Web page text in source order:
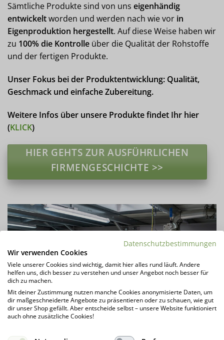
Sämtliche Produkte sind von uns eigenhändig
entwickeltworden und werden nach wie vor in
Eigenproduktion hergestellt. Auf diese Weise haben wir
zu 100% die Kontrolle über die Qualität der Rohstoffe
und der fertigen Produkte.
Unser Fokus bei der Produktentwicklung: Qualität,
Geschmack und einfache Zubereitung.
Weitere Infos über unsere Produkte findet Ihr hier
(KLICK)
HIER GEHTS ZUR AUSFÜHRLICHEN
FIRMENGESCHICHTE >>
Datenschutzbestimmungen
Wir verwenden Cookies
Viele unserer Cookies sind wichtig, damit hier alles rund läuft. Andere
helfen uns, dich besser zu verstehen und unser Angebot noch besser für
dich zu machen.
Mit deiner Zustimmung nutzen manche Cookies anonymisierte Daten, um
dir maßgeschneiderte Angebote zu präsentieren oder zu schauen, wie gut
dir unser Shop gefällt. Aber entscheide selbst – unsere Website funktioniert
auch ohne zusätzliche Cookies!